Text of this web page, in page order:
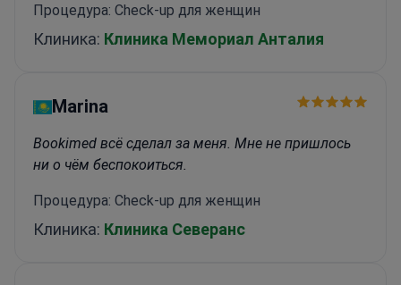
Процедура: Check-up для женщин
Клиника: Клиника Мемориал Анталия
Marina
Bookimed всё сделал за меня. Мне не пришлось
ни о чём беспокоиться.
Процедура: Check-up для женщин
Клиника: Клиника Северанс